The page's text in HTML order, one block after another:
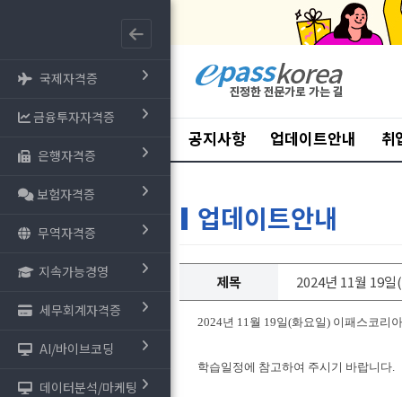
국제자격증
금융투자자격증
은행자격증
보험자격증
무역자격증
지속가능경영
세무회계자격증
AI/바이브코딩
데이터분석/마케팅
공지사항 업데이트안내 취
업데이트안내
제목 2024년 11월 19
2024년 11월 19일(화요일) 이패스코리
학습일정에 참고하여 주시기 바랍니다.